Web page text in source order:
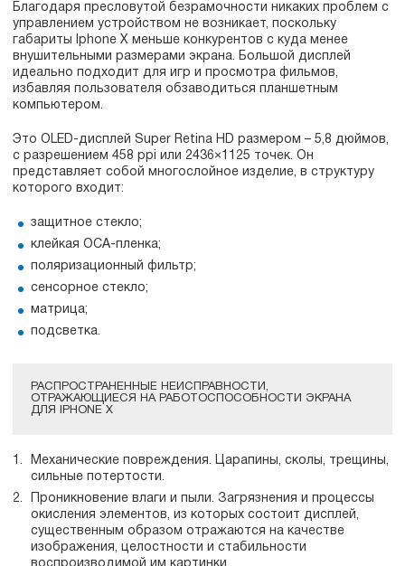
Благодаря пресловутой безрамочности никаких проблем с
управлением устройством не возникает, поскольку
габариты Iphone X меньше конкурентов с куда менее
внушительными размерами экрана. Большой дисплей
идеально подходит для игр и просмотра фильмов,
избавляя пользователя обзаводиться планшетным
компьютером.
Это OLED-дисплей Super Retina HD размером – 5,8 дюймов,
с разрешением 458 ppi или 2436×1125 точек. Он
представляет собой многослойное изделие, в структуру
которого входит:
защитное стекло;
клейкая ОСА-пленка;
поляризационный фильтр;
сенсорное стекло;
матрица;
подсветка.
РАСПРОСТРАНЕННЫЕ НЕИСПРАВНОСТИ,
ОТРАЖАЮЩИЕСЯ НА РАБОТОСПОСОБНОСТИ ЭКРАНА
ДЛЯ IPHONE X
Механические повреждения. Царапины, сколы, трещины,
сильные потертости.
Проникновение влаги и пыли. Загрязнения и процессы
окисления элементов, из которых состоит дисплей,
существенным образом отражаются на качестве
изображения, целостности и стабильности